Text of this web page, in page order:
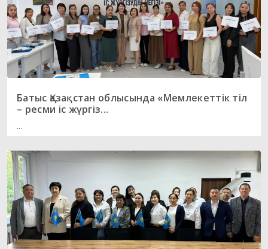
Батыс Қазақстан облысында «Мемлекеттік тіл
– ресми іс жүргіз...
...